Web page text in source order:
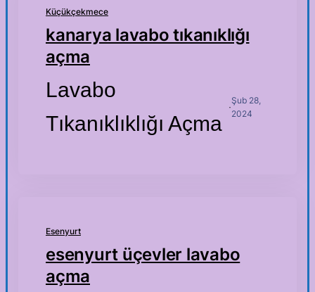
Küçükçekmece
kanarya lavabo tıkanıklığı
açma
Lavabo
Tıkanıklıklığı Açma
·
Şub 28,
2024
Esenyurt
esenyurt üçevler lavabo
açma